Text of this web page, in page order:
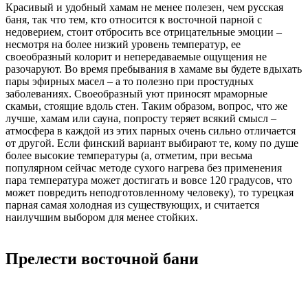
Красивый и удобный хамам не менее полезен, чем русская
баня, так что тем, кто относится к восточной парной с
недоверием, стоит отбросить все отрицательные эмоции –
несмотря на более низкий уровень температур, ее
своеобразный колорит и непередаваемые ощущения не
разочаруют. Во время пребывания в хамаме вы будете вдыхать
пары эфирных масел – а то полезно при простудных
заболеваниях. Своеобразный уют приносят мраморные
скамьи, стоящие вдоль стен. Таким образом, вопрос, что же
лучше, хамам или сауна, попросту теряет всякий смысл –
атмосфера в каждой из этих парных очень сильно отличается
от другой. Если финский вариант выбирают те, кому по душе
более высокие температуры (а, отметим, при весьма
популярном сейчас методе сухого нагрева без применения
пара температура может достигать и вовсе 120 градусов, что
может повредить неподготовленному человеку), то турецкая
парная самая холодная из существующих, и считается
наилучшим выбором для менее стойких.
Прелести восточной бани